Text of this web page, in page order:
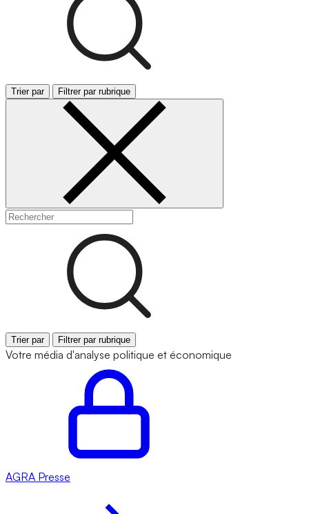
Trier par Filtrer par rubrique
Trier par Filtrer par rubrique
Votre média d'analyse politique et économique
AGRA Presse